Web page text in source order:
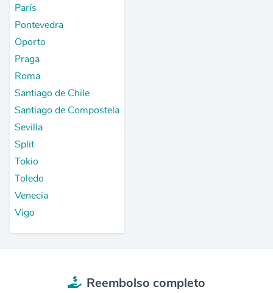
París
Pontevedra
Oporto
Praga
Roma
Santiago de Chile
Santiago de Compostela
Sevilla
Split
Tokio
Toledo
Venecia
Vigo
Reembolso completo